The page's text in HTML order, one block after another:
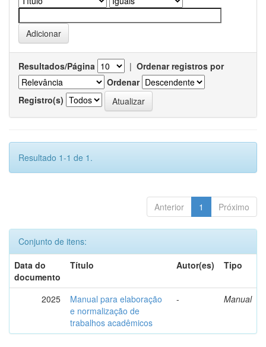
Resultados/Página | Ordenar registros por
Ordenar
Registro(s)
Resultado 1-1 de 1.
Anterior 1 Próximo
Conjunto de itens:
Data do
documento
Título Autor(es) Tipo
2025
Manual para elaboração
e normalização de
trabalhos acadêmicos
- Manual